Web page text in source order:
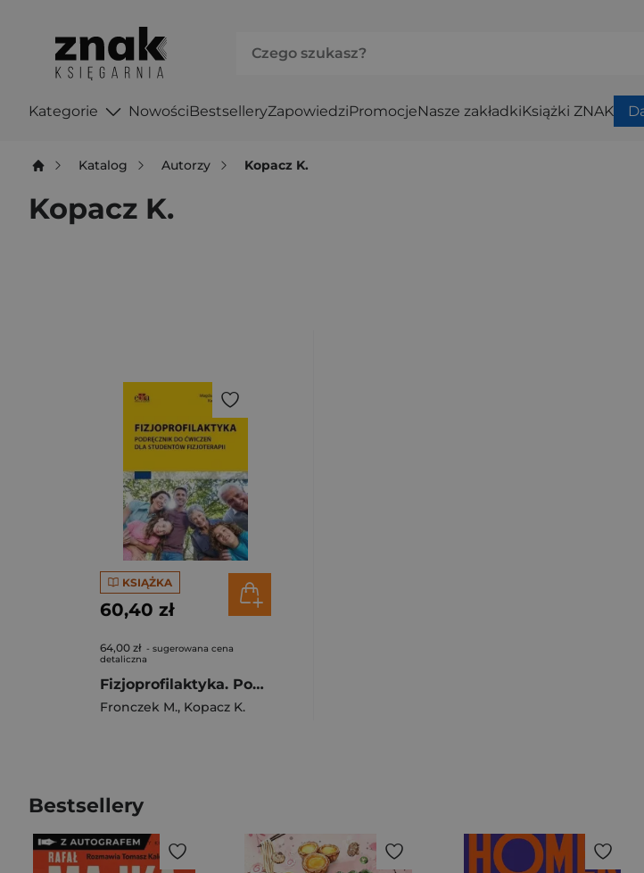
Kategorie NowościBestselleryZapowiedziPromocjeNasze zakładkiKsiążki ZNAK
Katalog Autorzy Kopacz K.
Kopacz K.
KSIĄŻKA
60,40 zł
64,00 zł - sugerowana cena
detaliczna
Fizjoprofilaktyka. Podręcznik do ćwiczeń dla studentów fizjoterapii
Fronczek M., Kopacz K.
Bestsellery